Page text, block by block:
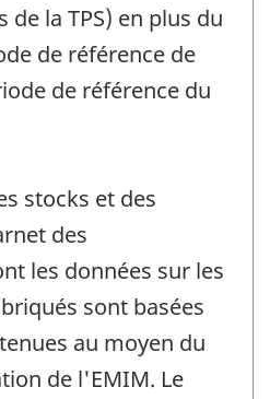
de la TPS) en plus du
de référence de
de référence du
stocks et des
des
les données sur les
sont basées
au moyen du
de l'EMIM. Le